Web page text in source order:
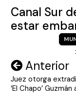
Canal Sur
estar
Navegación
de
Anterior
Juez otorga
‘El Chapo’ Guzmán